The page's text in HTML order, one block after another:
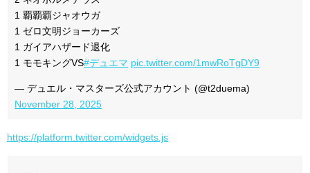
1 覇覇覇ジャオウガ
1 ゼロ文明ジョーカーズ
1 ガイアハザード退化
1 モモキングVS#デュエマ pic.twitter.com/1mwRoTgDY9
— デュエル・マスターズ公式アカウント (@t2duema)
November 28, 2025
https://platform.twitter.com/widgets.js